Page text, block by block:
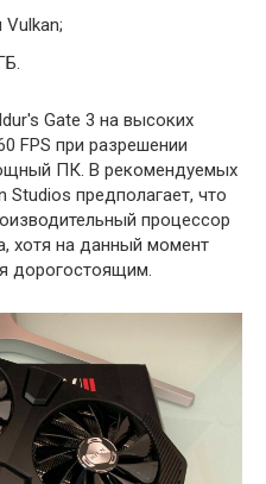
Vulkan;
Gate 3 на высоких
FPS при разрешении
ПК. В рекомендуемых
Studios предполагает, что
процессор
хотя на данный момент
дорогостоящим.